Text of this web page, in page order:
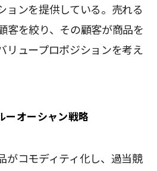
ョンを提供している。売れる
客を絞り、その顧客が商品を
リュープロポジションを考え
ーオーシャン戦略
がコモディティ化し、過当競